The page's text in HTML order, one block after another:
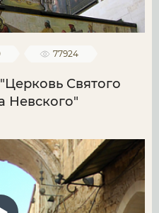
77924
Святого
Невского"